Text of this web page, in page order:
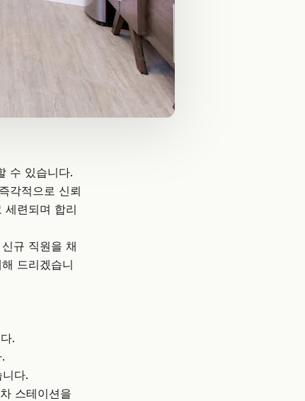
수 있습니다.
각적으로 신뢰
세련되며 합리
규 직원을 채
드리겠습니
.
다.
스테이션을